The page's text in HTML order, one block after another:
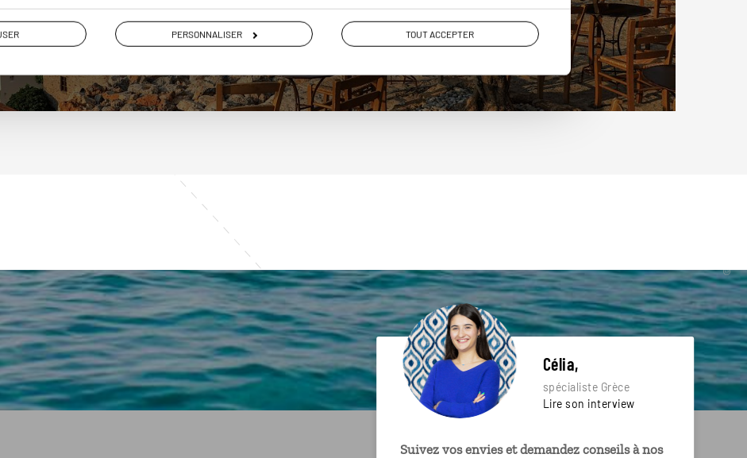
PERSONNALISER TOUT ACCEPTER
DÉCOUVRIR
Célia,
spécialiste Grèce
Lire son interview
Suivez vos envies et demandez conseils à nos